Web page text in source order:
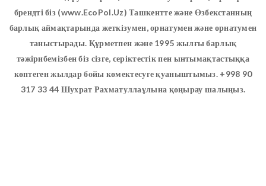
брендті біз (www.EcoPol.Uz) Ташкентте және Өзбекстанның
барлық аймақтарында жеткізумен, орнатумен және орнатумен
таныстырады. Құрметпен және 1995 жылғы барлық
тәжірибемізбен біз сізге, серіктестік пен ынтымақтастыққа
көптеген жылдар бойы көмектесуге қуаныштымыз. +998 90
317 33 44 Шухрат Рахматуллаұлына қоңырау шалыңыз.